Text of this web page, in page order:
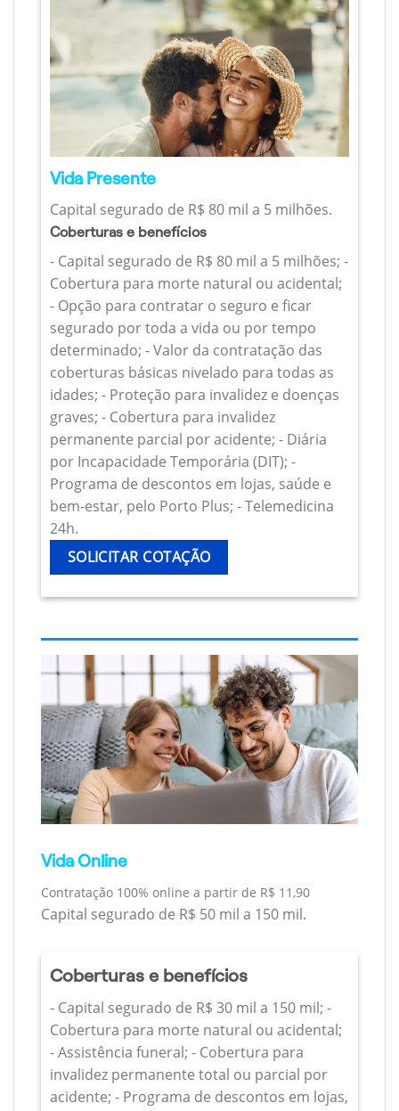
Vida Presente
Capital segurado de R$ 80 mil a 5 milhões.
Coberturas e benefícios
- Capital segurado de R$ 80 mil a 5 milhões; -
Cobertura para morte natural ou acidental;
- Opção para contratar o seguro e ficar
segurado por toda a vida ou por tempo
determinado; - Valor da contratação das
coberturas básicas nivelado para todas as
idades; - Proteção para invalidez e doenças
graves; - Cobertura para invalidez
permanente parcial por acidente; - Diária
por Incapacidade Temporária (DIT); -
Programa de descontos em lojas, saúde e
bem-estar, pelo Porto Plus; - Telemedicina
24h.
SOLICITAR COTAÇÃO
Vida Online
Contratação 100% online a partir de R$ 11,90
Capital segurado de R$ 50 mil a 150 mil.
Coberturas e benefícios
- Capital segurado de R$ 30 mil a 150 mil; -
Cobertura para morte natural ou acidental;
- Assistência funeral; - Cobertura para
invalidez permanente total ou parcial por
acidente; - Programa de descontos em lojas,